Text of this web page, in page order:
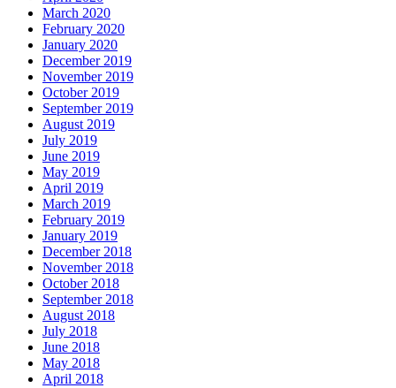
March 2020
February 2020
January 2020
December 2019
November 2019
October 2019
September 2019
August 2019
July 2019
June 2019
May 2019
April 2019
March 2019
February 2019
January 2019
December 2018
November 2018
October 2018
September 2018
August 2018
July 2018
June 2018
May 2018
April 2018